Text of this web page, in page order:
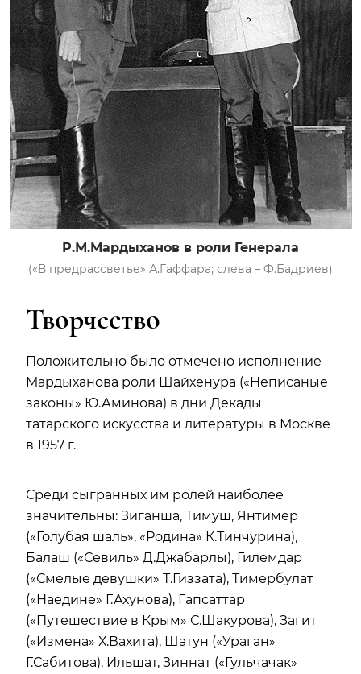
Р.М.Мардыханов в роли Генерала
(«В предрассветье» А.Гаффара; слева – Ф.Бадриев)
Творчество
Положительно было отмечено исполнение
Мардыханова роли Шайхенура («Неписаные
законы» Ю.Аминова) в дни Декады
татарского искусства и литературы в Москве
в 1957 г.
Среди сыгранных им ролей наиболее
значительны: Зиганша, Тимуш, Янтимер
(«Голубая шаль», «Родина» К.Тинчурина),
Балаш («Севиль» Д.Джабарлы), Гилемдар
(«Смелые девушки» Т.Гиззата), Тимербулат
(«Наедине» Г.Ахунова), Гапсаттар
(«Путешествие в Крым» С.Шакурова), Загит
(«Измена» Х.Вахита), Шатун («Ураган»
Г.Сабитова), Ильшат, Зиннат («Гульчачак»